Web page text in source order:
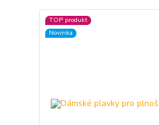
TOP produkt
Novinka